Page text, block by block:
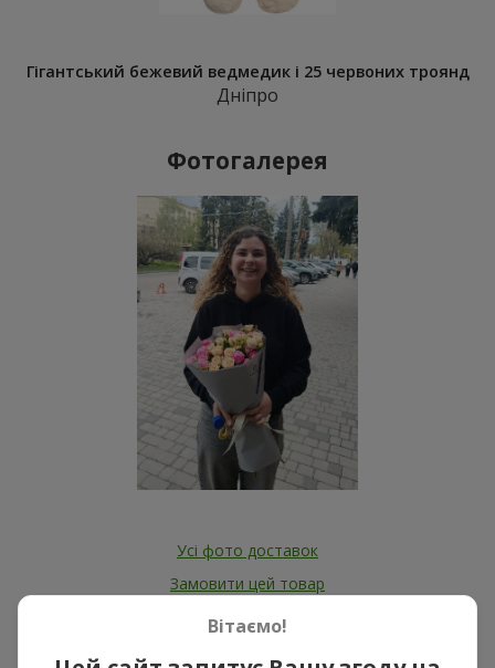
Гігантський бежевий ведмедик і 25 червоних троянд
Дніпро
Фотогалерея
Усі фото доставок
Замовити цей товар
Наші клієнти
Вітаємо!